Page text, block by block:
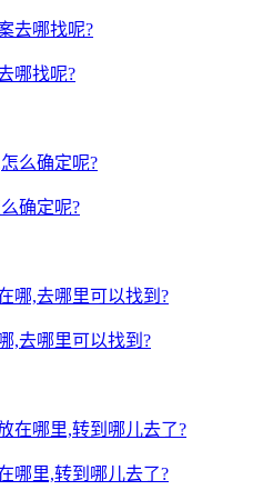
哪找呢?
确定呢?
,去哪里可以找到?
哪里,转到哪儿去了?